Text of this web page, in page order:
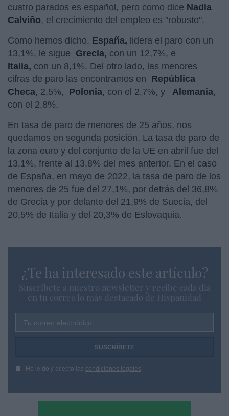
cuatro parados es español, pero como dice Nadia
Calviño, el crecimiento del empleo es "robusto".
Como hemos dicho, España, lidera el paro con un
13,1%, le sigue Grecia, con un 12,7%, e
Italia, con un 8,1%. Del otro lado, las menores
cifras de paro las encontramos en República
Checa, 2,5%, Polonia, con el 2,7%, y Alemania,
con el 2,8%.
En tasa de paro de menores de 25 años, nos
quedamos en segunda posición. La tasa de paro de
la zona euro y del conjunto de la UE en abril fue del
13,1%, frente al 13,8% del mes anterior. En el caso
de España, en mayo de 2022, la tasa de paro de los
menores de 25 fue del 27,1%, por detrás del 36,8%
de Grecia y por delante del 21,9% de Suecia, del
20,5% de Italia y del 20,3% de Eslovaquia.
¿Te ha interesado este artículo?
Suscríbete a nuestro newsletter y recibe cada dia
en tu correo lo más destacado de Hispanidad
Tu correo electrónico...
He leído y acepto las condiciones legales